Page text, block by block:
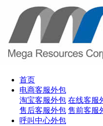
首页
电商客服外包
淘宝客服外包 在线客服
售后客服外包 售前客服
呼叫中心外包